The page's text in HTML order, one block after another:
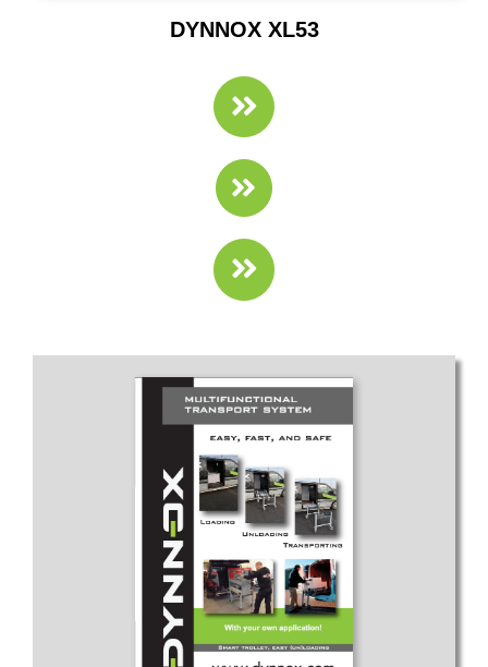
DYNNOX XL53